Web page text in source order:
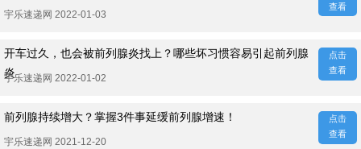
查看
宇乐速递网 2022-01-03
点击
查看
开车过久，也会被前列腺炎找上？哪些坏习惯容易引起前列腺
炎
宇乐速递网 2022-01-02
点击
查看
前列腺持续增大？掌握3件事延缓前列腺增速！
宇乐速递网 2021-12-20